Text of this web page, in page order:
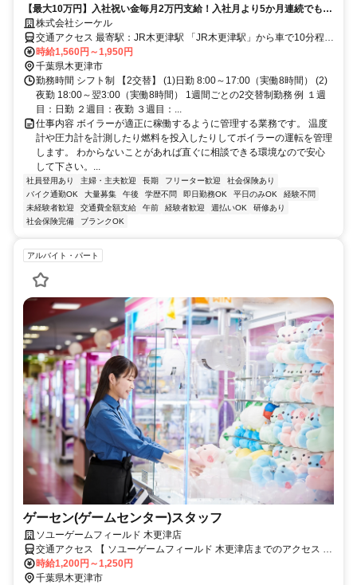
【最大10万円】入社祝い金毎月2万円支給！入社月より5か月連続でもら
えます！ 高時給1530円‼安定の工場勤務で月収40万円以上可
株式会社シーケル
交通アクセス 最寄駅：JR木更津駅 「JR木更津駅」から車で10分程度
※車・バイク通勤可 ※従業員無料駐車場あり ※交通費支給あり 君津
市、富津市、袖ヶ浦市、市原市からも通えます。
時給1,560円～1,950円
千葉県木更津市
勤務時間 シフト制 【2交替】 (1)日勤 8:00～17:00（実働8時間） (2)
夜勤 18:00～翌3:00（実働8時間） 1週間ごとの2交替制勤務 例 １週
目：日勤 ２週目：夜勤 ３週目：...
仕事内容 ボイラーが適正に稼働するように管理する業務です。 温度
計や圧力計を計測したり燃料を投入したりしてボイラーの運転を管理
します。 わからないことがあれば直ぐに相談できる環境なので安心
して下さい。...
社員登用あり 主婦・主夫歓迎 長期 フリーター歓迎
社会保険あり
バイク通勤OK
大量募集 午後 学歴不問 即日勤務OK 平日のみOK
経験不問
未経験者歓迎
交通費全額支給 午前 経験者歓迎 週払いOK
研修あり
社会保険完備
ブランクOK
アルバイト・パート
ゲーセン(ゲームセンター)スタッフ
ソユーゲームフィールド 木更津店
交通アクセス 【 ソユーゲームフィールド 木更津店までのアクセス 】
・木更津駅より車で15分 ・木更津駅からイオンモール木更津行きバ
スで10分
時給1,200円～1,250円
千葉県木更津市